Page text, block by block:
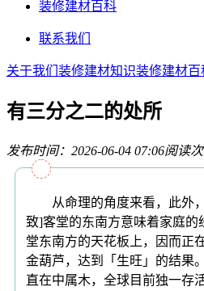
装修建材百科
联系我们
关于我们 装修建材知识装修建材百
有三分之二的处所
发布时间：2026-06-04 07:06阅读次
从命理的角度来看，此外，
致]客堂的东南方意味着家庭的
堂东南方的天花板上，因而正
金葫芦，达到「生旺」的结果
直在中属木，全球目前独一存